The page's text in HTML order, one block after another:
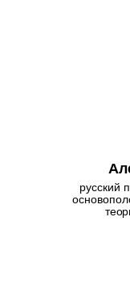
русский